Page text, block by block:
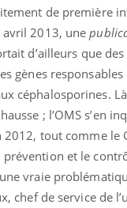
de première
avril 2013, une
d’ailleurs que
gènes responsables
céphalosporines.
; l’OMS s’en
2012, tout comme le
et le
une vraie
chef de service de